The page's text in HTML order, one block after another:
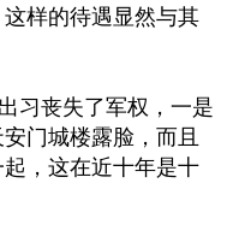
样的待遇显然与其
习丧失了军权，一是
门城楼露脸，而且
，这在近十年是十